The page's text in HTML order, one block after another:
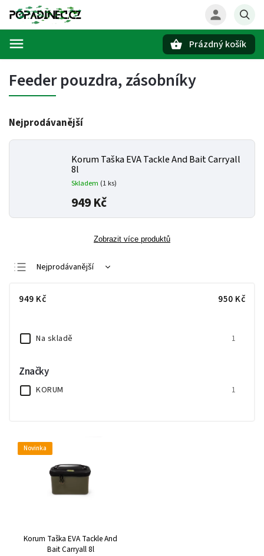
Prázdný košík
Feeder pouzdra, zásobníky
Nejprodávanější
Korum Taška EVA Tackle And Bait Carryall
8l
Skladem (1 ks)
949 Kč
Zobrazit více produktů
Nejprodávanější
Nejdražší
949 Kč 950 Kč
Na skladě 1
Značky
KORUM 1
Novinka
Korum Taška EVA Tackle And
Bait Carryall 8l